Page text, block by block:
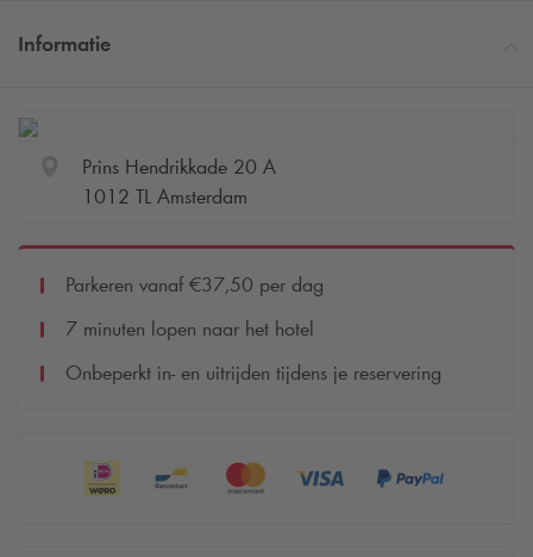
Informatie
Prins Hendrikkade 20 A
1012 TL Amsterdam
Parkeren vanaf €37,50 per dag
7 minuten lopen naar het hotel
Onbeperkt in- en uitrijden tijdens je reservering